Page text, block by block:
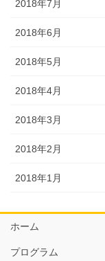
2018年7月
2018年6月
2018年5月
2018年4月
2018年3月
2018年2月
2018年1月
ホーム
プログラム